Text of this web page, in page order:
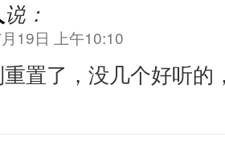
说：
19日 上午10:10
置了，没几个好听的